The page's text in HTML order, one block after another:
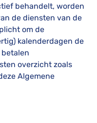
behandelt, worden
de diensten van de
om de
kalenderdagen de
overzicht zoals
Algemene